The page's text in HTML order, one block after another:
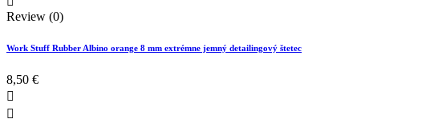
Review (0)
Work Stuff Rubber Albino orange 8 mm extrémne jemný detailingový štetec
8,50 €

